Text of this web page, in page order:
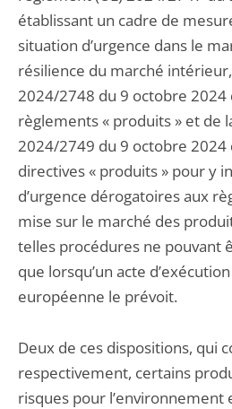
établissant un cadre de
situation d’urgence dans le
résilience du marché
2024/2748 du 9 octobre 2024
règlements « produits » et de
2024/2749 du 9 octobre
directives « produits » pour y
d’urgence dérogatoires aux
mise sur le marché des
telles procédures ne pouvant
que lorsqu’un acte
européenne le prévoit.
Deux de ces dispositions, qui
respectivement, certains
risques pour